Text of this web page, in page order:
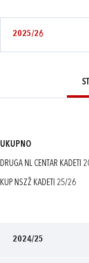
2025/26
UKUPNO
DRUGA NL CENTAR KADETI
KUP NSZŽ KADETI 25/26
2024/25